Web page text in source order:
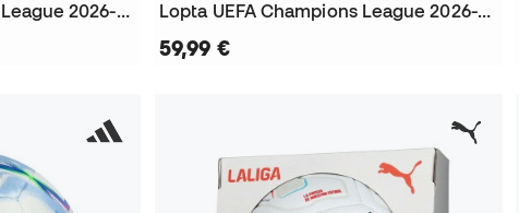
Lopta UEFA Champions League 2026-2027 Pro Lopta UEFA Champions League 2026-2027 Competition
59,99 €